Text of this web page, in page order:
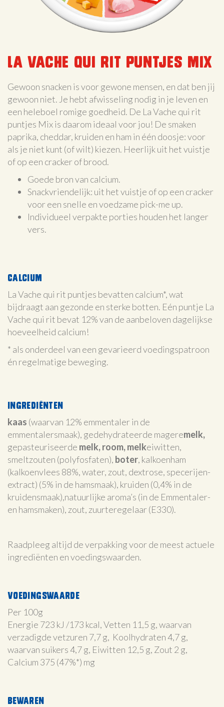
La Vache qui rit puntjes mix
Gewoon snacken is voor gewone mensen, en dat ben jij
gewoon niet. Je hebt afwisseling nodig in je leven en
een heleboel romige goedheid. De La Vache qui rit
puntjes Mix is daarom ideaal voor jou! De smaken
paprika, cheddar, kruiden en ham in één doosje: voor
als je niet kunt (of wilt) kiezen. Heerlijk uit het vuistje
of op een cracker of brood.
Goede bron van calcium.
Snackvriendelijk: uit het vuistje of op een cracker
voor een snelle en voedzame pick-me up.
Individueel verpakte porties houden het langer
vers.
Calcium
La Vache qui rit puntjes bevatten calcium*, wat
bijdraagt aan gezonde en sterke botten. Eén puntje La
Vache qui rit bevat 12% van de aanbeloven dagelijkse
hoeveelheid calcium!
* als onderdeel van een gevarieerd voedingspatroon
én regelmatige beweging.
Ingrediënten
kaas (waarvan 12% emmentaler in de
emmentalersmaak), gedehydrateerde mageremelk,
gepasteuriseerde melk, room, melkeiwitten,
smeltzouten (polyfosfaten), boter, kalkoenham
(kalkoenvlees 88%, water, zout, dextrose, specerijen-
extract) (5% in de hamsmaak), kruiden (0,4% in de
kruidensmaak),natuurlijke aroma’s (in de Emmentaler-
en hamsmaken), zout, zuurteregelaar (E330).
Raadpleeg altijd de verpakking voor de meest actuele
ingrediënten en voedingswaarden.
Voedingswaarde
Per 100g
Energie 723 kJ /173 kcal, Vetten 11,5 g, waarvan
verzadigde vetzuren 7,7 g, Koolhydraten 4,7 g,
waarvan suikers 4,7 g, Eiwitten 12,5 g, Zout 2 g,
Calcium 375 (47%*) mg
Bewaren